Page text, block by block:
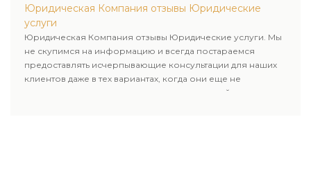
нашей компании.
Юридическая Компания отзывы Юридические
услуги
Юридическая Компания отзывы Юридические услуги. Мы
не скупимся на информацию и всегда постараемся
предоставлять исчерпывающие консультации для наших
клиентов даже в тех вариантах, когда они еще не
пользовались юридическими услугами нашей компании.